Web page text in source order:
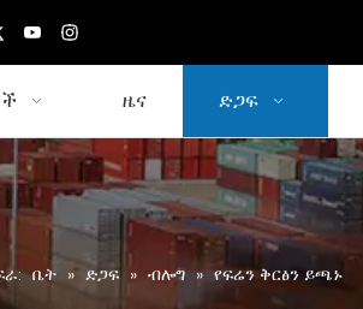
ዜና ድጋፍ
ቤት » ድጋፍ » ብሎግ » የፍሬን ቅርፅን ይጫኑ